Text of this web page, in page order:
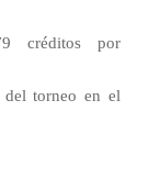
créditos por
del torneo en el